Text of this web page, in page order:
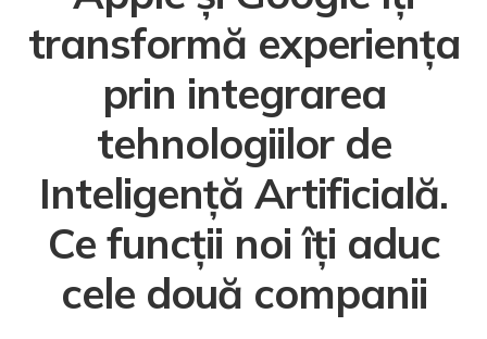
transformă experiența
prin integrarea
tehnologiilor de
Inteligență Artificială.
Ce funcții noi îți aduc
cele două companii